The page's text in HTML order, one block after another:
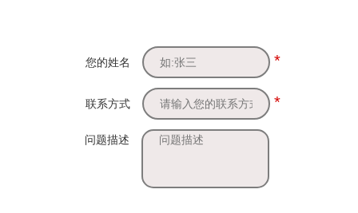
您的姓名 *
联系方式 *
问题描述